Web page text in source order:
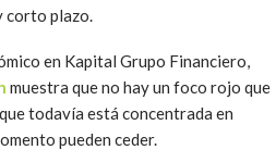
corto plazo.
en Kapital Grupo Financiero,
muestra que no hay un foco rojo que
todavía está concentrada en
pueden ceder.